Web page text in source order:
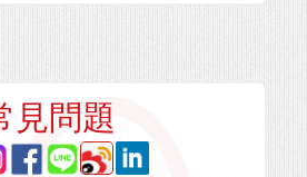
見問題